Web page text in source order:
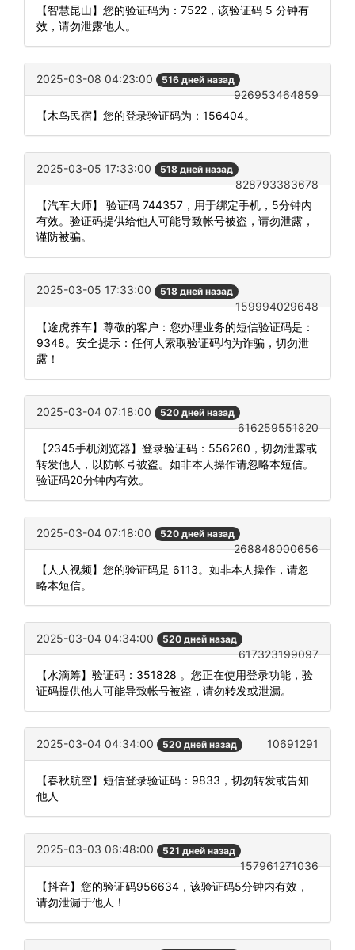
【智慧昆山】您的验证码为：7522，该验证码 5 分钟有
效，请勿泄露他人。
2025-03-08 04:23:00 516 дней назад
926953464859
【木鸟民宿】您的登录验证码为：156404。
2025-03-05 17:33:00 518 дней назад
828793383678
【汽车大师】 验证码 744357，用于绑定手机，5分钟内
有效。验证码提供给他人可能导致帐号被盗，请勿泄露，
谨防被骗。
2025-03-05 17:33:00 518 дней назад
159994029648
【途虎养车】尊敬的客户：您办理业务的短信验证码是：
9348。安全提示：任何人索取验证码均为诈骗，切勿泄
露！
2025-03-04 07:18:00 520 дней назад
616259551820
【2345手机浏览器】登录验证码：556260，切勿泄露或
转发他人，以防帐号被盗。如非本人操作请忽略本短信。
验证码20分钟内有效。
2025-03-04 07:18:00 520 дней назад
268848000656
【人人视频】您的验证码是 6113。如非本人操作，请忽
略本短信。
2025-03-04 04:34:00 520 дней назад
617323199097
【水滴筹】验证码：351828 。您正在使用登录功能，验
证码提供他人可能导致帐号被盗，请勿转发或泄漏。
2025-03-04 04:34:00 520 дней назад 10691291
【春秋航空】短信登录验证码：9833，切勿转发或告知
他人
2025-03-03 06:48:00 521 дней назад
157961271036
【抖音】您的验证码956634，该验证码5分钟内有效，
请勿泄漏于他人！